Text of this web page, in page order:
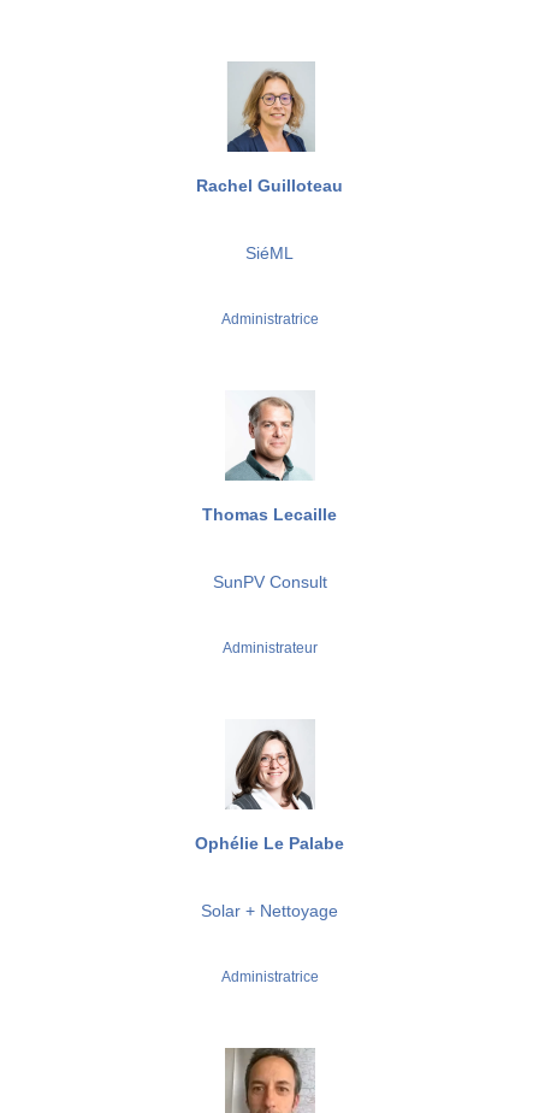
Rachel Guilloteau
SiéML
Administratrice
Thomas Lecaille
SunPV Consult
Administrateur
Ophélie Le Palabe
Solar + Nettoyage
Administratrice